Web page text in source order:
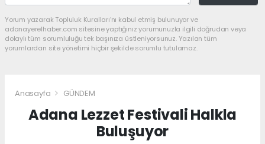
Yorum yazarak Topluluk Kuralları’nı kabul etmiş bulunuyor ve
adanayerelhaber.com sitesine yaptığınız yorumunuzla ilgili doğrudan veya
dolaylı tüm sorumluluğu tek başınıza üstleniyorsunuz. Yazılan tüm
yorumlardan site yönetimi hiçbir şekilde sorumlu tutulamaz.
Anasayfa GÜNDEM
Adana Lezzet Festivali Halkla
Buluşuyor